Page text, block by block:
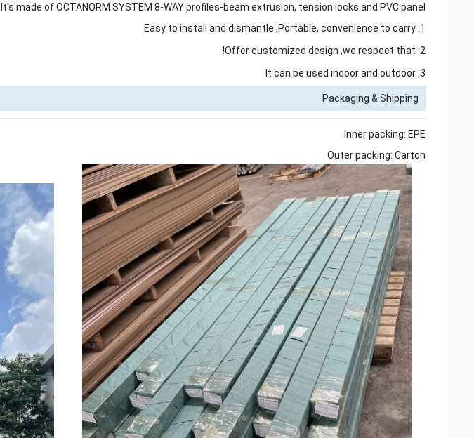
It's made of OCTANORM SYSTEM 8-WAY profiles-beam extrusion, tension locks and PVC panel
1. Easy to install and dismantle ,Portable, convenience to carry
2. Offer customized design ,we respect that!
3. It can be used indoor and outdoor
Packaging & Shipping
Inner packing: EPE
Outer packing: Carton